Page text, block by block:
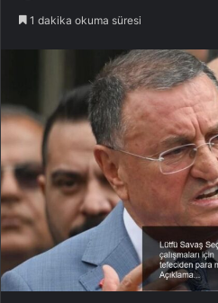
1 dakika okuma süresi